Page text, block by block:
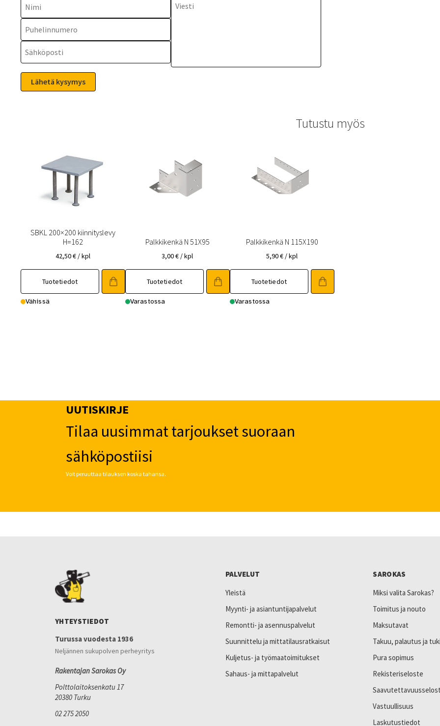
Tutustu myös
SBKL 200×200 kiinnityslevy
H=162
42,50€ / kpl
Tuotetiedot
Vähissä
Palkkikenkä N 51X95
3,00€ / kpl
Tuotetiedot
Varastossa
Palkkikenkä N 115X190
5,90€ / kpl
Tuotetiedot
Varastossa
UUTISKIRJE
Tilaa uusimmat tarjoukset suoraan
sähköpostiisi
Voit peruuttaa tilauksen koska tahansa.
YHTEYSTIEDOT
Turussa vuodesta 1936
Neljännen sukupolven perheyritys
Rakentajan Sarokas Oy
Polttolaitoksenkatu 17
20380 Turku
02 275 2050
PALVELUT
Yleistä
Myynti- ja asiantuntijapalvelut
Remontti- ja asennuspalvelut
Suunnittelu ja mittatilausratkaisut
Kuljetus- ja työmaatoimitukset
Sahaus- ja mittapalvelut
SAROKAS
Miksi valita Sarokas?
Toimitus ja nouto
Maksutavat
Takuu, palautus ja tuki
Pura sopimus
Rekisteriseloste
Vastuullisuus
Laskutustiedot